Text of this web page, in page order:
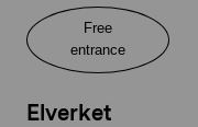
Free
entrance
Elverket